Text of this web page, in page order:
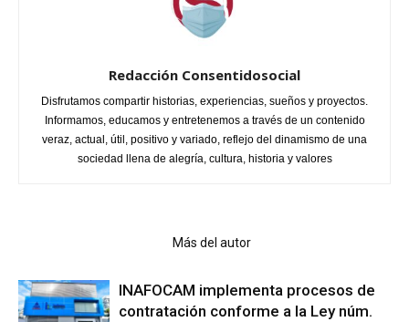
Redacción Consentidosocial
Disfrutamos compartir historias, experiencias, sueños y proyectos.
Informamos, educamos y entretenemos a través de un contenido
veraz, actual, útil, positivo y variado, reflejo del dinamismo de una
sociedad llena de alegría, cultura, historia y valores
Más del autor
INAFOCAM implementa procesos de
contratación conforme a la Ley núm.